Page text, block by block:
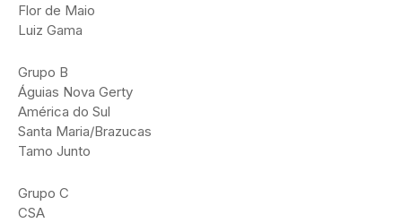
Flor de Maio
Luiz Gama
Grupo B
Águias Nova Gerty
América do Sul
Santa Maria/Brazucas
Tamo Junto
Grupo C
CSA